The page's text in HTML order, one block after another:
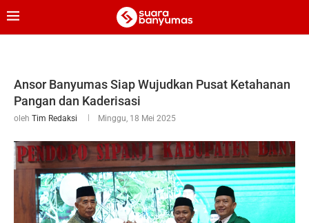
Ansor Banyumas Siap Wujudkan Pusat Ketahanan
Pangan dan Kaderisasi
oleh Tim Redaksi Minggu, 18 Mei 2025